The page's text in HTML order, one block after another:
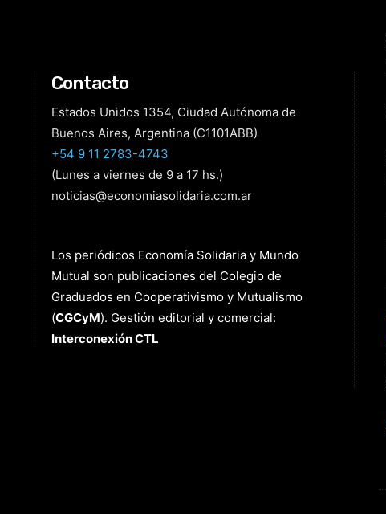
Contacto
Estados Unidos 1354, Ciudad Autónoma de
Buenos Aires, Argentina (C1101ABB)
+54 9 11 2783-4743
(Lunes a viernes de 9 a 17 hs.)
noticias@economiasolidaria.com.ar
Los periódicos Economía Solidaria y Mundo
Mutual son publicaciones del Colegio de
Graduados en Cooperativismo y Mutualismo
(CGCyM). Gestión editorial y comercial:
Interconexión CTL